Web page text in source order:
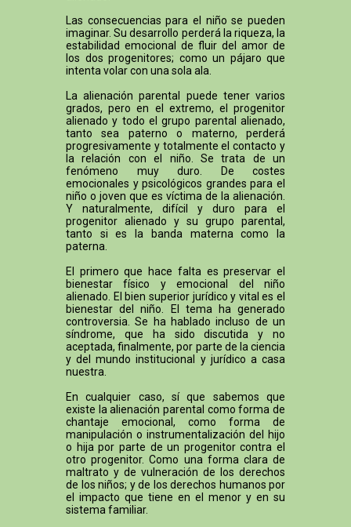
Las consecuencias para el niño se pueden
imaginar. Su desarrollo perderá la riqueza, la
estabilidad emocional de fluir del amor de
los dos progenitores; como un pájaro que
intenta volar con una sola ala.
La alienación parental puede tener varios
grados, pero en el extremo, el progenitor
alienado y todo el grupo parental alienado,
tanto sea paterno o materno, perderá
progresivamente y totalmente el contacto y
la relación con el niño. Se trata de un
fenómeno muy duro. De costes
emocionales y psicológicos grandes para el
niño o joven que es víctima de la alienación.
Y naturalmente, difícil y duro para el
progenitor alienado y su grupo parental,
tanto si es la banda materna como la
paterna.
El primero que hace falta es preservar el
bienestar físico y emocional del niño
alienado. El bien superior jurídico y vital es el
bienestar del niño. El tema ha generado
controversia. Se ha hablado incluso de un
síndrome, que ha sido discutida y no
aceptada, finalmente, por parte de la ciencia
y del mundo institucional y jurídico a casa
nuestra.
En cualquier caso, sí que sabemos que
existe la alienación parental como forma de
chantaje emocional, como forma de
manipulación o instrumentalización del hijo
o hija por parte de un progenitor contra el
otro progenitor. Como una forma clara de
maltrato y de vulneración de los derechos
de los niños; y de los derechos humanos por
el impacto que tiene en el menor y en su
sistema familiar.